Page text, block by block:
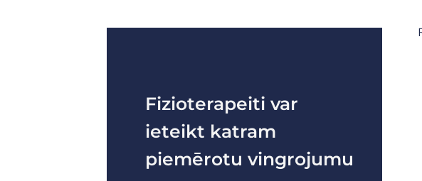
Fizioterapeiti var
ieteikt katram
piemērotu vingrojumu